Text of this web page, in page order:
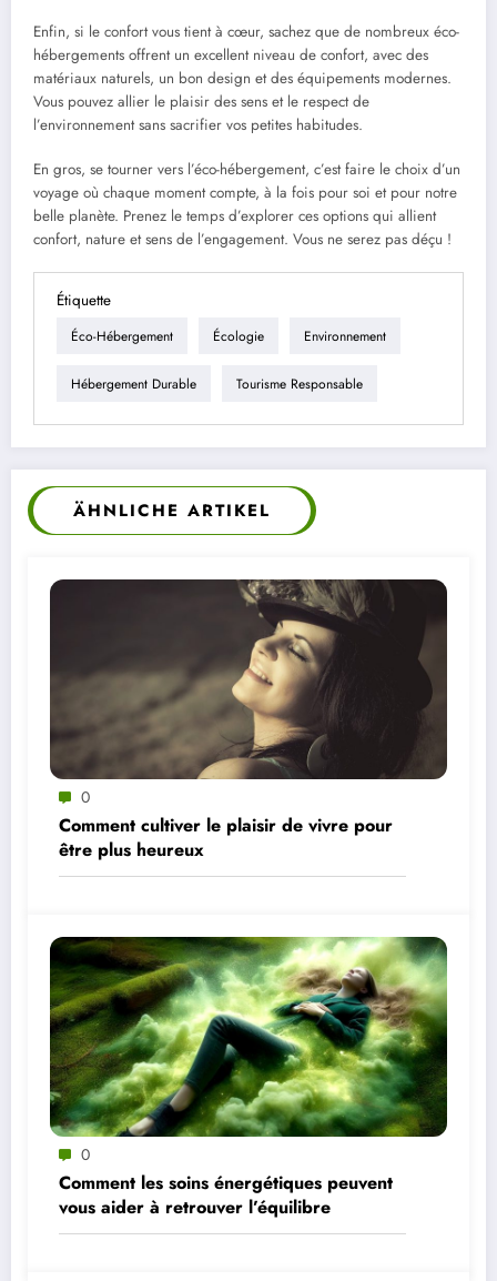
Enfin, si le confort vous tient à cœur, sachez que de nombreux éco-
hébergements offrent un excellent niveau de confort, avec des
matériaux naturels, un bon design et des équipements modernes.
Vous pouvez allier le plaisir des sens et le respect de
l’environnement sans sacrifier vos petites habitudes.
En gros, se tourner vers l’éco-hébergement, c’est faire le choix d’un
voyage où chaque moment compte, à la fois pour soi et pour notre
belle planète. Prenez le temps d’explorer ces options qui allient
confort, nature et sens de l’engagement. Vous ne serez pas déçu !
Étiquette
Éco-Hébergement Écologie Environnement
Hébergement Durable Tourisme Responsable
ÄHNLICHE ARTIKEL
0
Comment cultiver le plaisir de vivre pour
être plus heureux
0
Comment les soins énergétiques peuvent
vous aider à retrouver l’équilibre